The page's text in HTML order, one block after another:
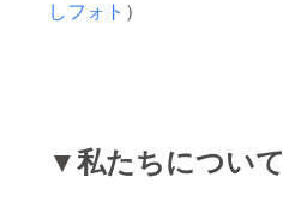
しフォト ）
▼私たちについて